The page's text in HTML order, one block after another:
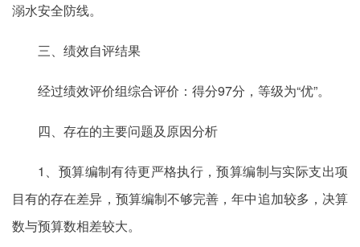
溺水安全防线。
三、绩效自评结果
经过绩效评价组综合评价：得分97分，等级为“优”。
四、存在的主要问题及原因分析
1、预算编制有待更严格执行，预算编制与实际支出项
目有的存在差异，预算编制不够完善，年中追加较多，决算
数与预算数相差较大。